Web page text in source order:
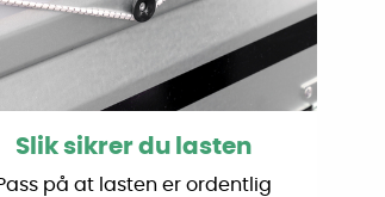
Slik sikrer du lasten
på at lasten er ordentlig